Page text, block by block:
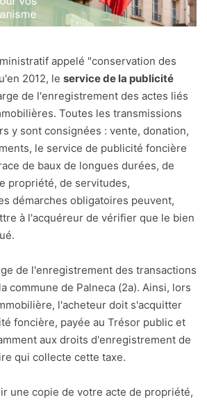
appelé "conservation des
2012, le service de la publicité
de l'enregistrement des actes liés
Toutes les transmissions
y sont consignées : vente, donation,
le service de publicité foncière
de baux de longues durées, de
propriété, de servitudes,
démarches obligatoires peuvent,
à l'acquéreur de vérifier que le bien
de l'enregistrement des transactions
commune de Palneca (2a). Ainsi, lors
l'acheteur doit s'acquitter
foncière, payée au Trésor public et
aux droits d'enregistrement de
qui collecte cette taxe.
une copie de votre acte de propriété,